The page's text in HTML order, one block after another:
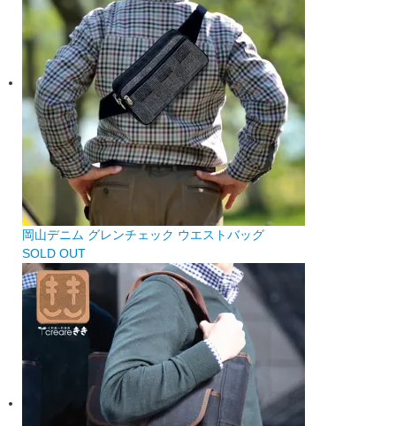
岡山デニム グレンチェック ウエストバッグ
SOLD OUT